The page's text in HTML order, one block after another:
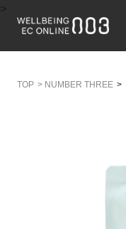
> NUMBER THREE >